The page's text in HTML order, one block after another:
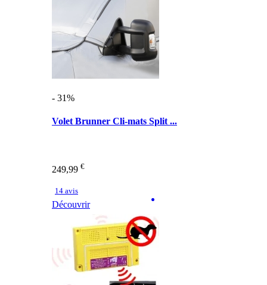
- 31%
Volet Brunner Cli-mats Split ...
249,99 €
14 avis
Découvrir